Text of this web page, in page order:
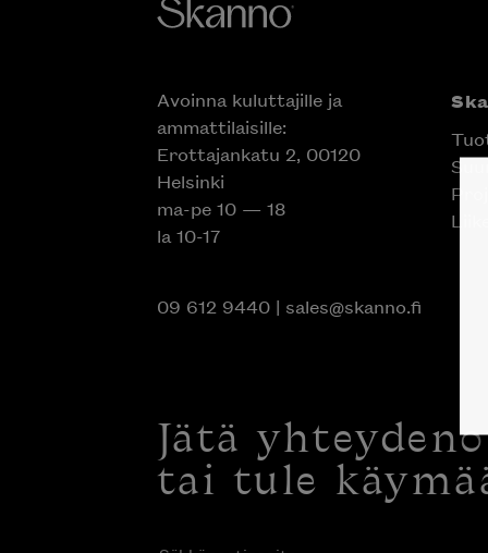
Avoinna kuluttajille ja
ammattilaisille:
Erottajankatu 2, 00120
Helsinki
ma-pe 10 — 18
la 10-17
09 612 9440| sales@skanno.fi
Jätä
tai tule